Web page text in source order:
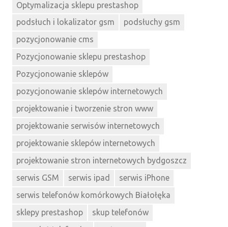
Optymalizacja sklepu prestashop
podsłuch i lokalizator gsm
podsłuchy gsm
pozycjonowanie cms
Pozycjonowanie sklepu prestashop
Pozycjonowanie sklepów
pozycjonowanie sklepów internetowych
projektowanie i tworzenie stron www
projektowanie serwisów internetowych
projektowanie sklepów internetowych
projektowanie stron internetowych bydgoszcz
serwis GSM
serwis ipad
serwis iPhone
serwis telefonów komórkowych Białołęka
sklepy prestashop
skup telefonów